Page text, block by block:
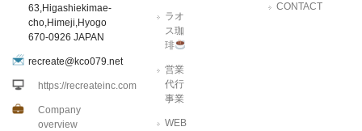
63,Higashiekimae-
cho,Himeji,Hyogo
670-0926 JAPAN
recreate@kco079.net
https://recreateinc.com
Company
overview
ラオ
ス珈
琲
営業
代行
事業
WEB
CONTACT